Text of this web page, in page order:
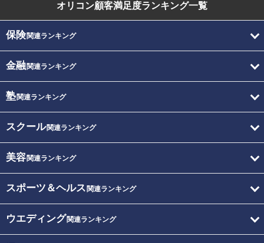
オリコン顧客満足度ランキング一覧
保険関連ランキング
金融関連ランキング
塾関連ランキング
スクール関連ランキング
美容関連ランキング
スポーツ＆ヘルス 関連ランキング
ウエディング関連ランキング